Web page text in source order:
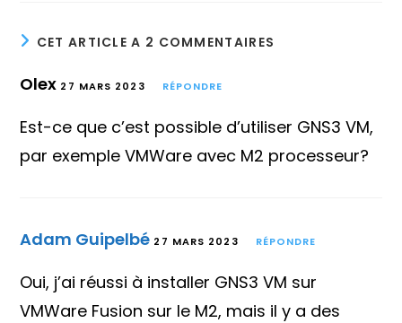
CET ARTICLE A 2 COMMENTAIRES
Olex 27 MARS 2023 RÉPONDRE
Est-ce que c’est possible d’utiliser GNS3 VM,
par exemple VMWare avec M2 processeur?
Adam Guipelbé 27 MARS 2023 RÉPONDRE
Oui, j’ai réussi à installer GNS3 VM sur
VMWare Fusion sur le M2, mais il y a des